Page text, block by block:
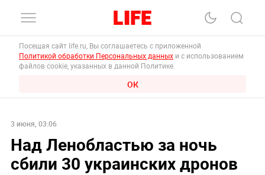
Посещая сайт life.ru, Вы соглашаетесь с приложенной
Политикой обработки Персональных данных и с использованием
файлов cookie, указанных в данной Политике.
ОК
3 июня, 03:06
Над Ленобластью за ночь
сбили 30 украинских дронов